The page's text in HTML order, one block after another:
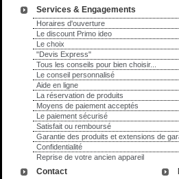
Services & Engagements
Horaires d'ouverture
Le discount Primo ideo
Le choix
"Devis Express"
Tous les conseils pour bien choisir...
Le conseil personnalisé
Aide en ligne
La réservation de produits
Moyens de paiement acceptés
Le paiement sécurisé
Satisfait ou remboursé
Garantie des produits et extensions de
Confidentialité
Reprise de votre ancien appareil
Contact